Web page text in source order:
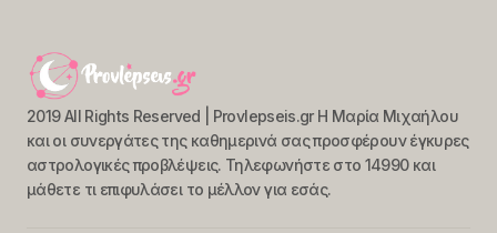
2019 All Rights Reserved | Provlepseis.gr Η Μαρία Μιχαήλου
και οι συνεργάτες της καθημερινά σας προσφέρουν έγκυρες
αστρολογικές προβλέψεις. Τηλεφωνήστε στο 14990 και
μάθετε τι επιφυλάσει το μέλλον για εσάς.